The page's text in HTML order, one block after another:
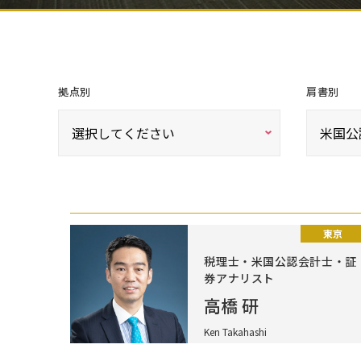
拠点別 肩書別
税理士・米国公認会計士・証
券アナリスト
高橋 研
Ken Takahashi
東京